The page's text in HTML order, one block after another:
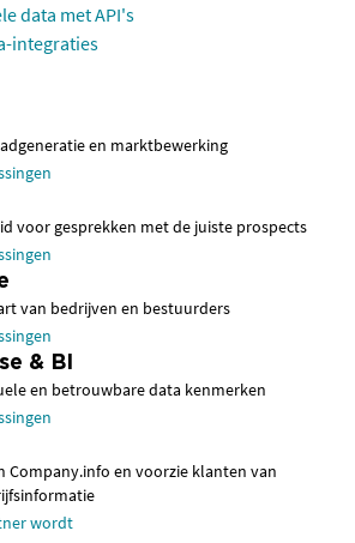
data met API's
integraties
en marktbewerking
voor gesprekken met de juiste prospects
van bedrijven en bestuurders
& BI
en betrouwbare data kenmerken
Company.info en voorzie klanten van
wordt